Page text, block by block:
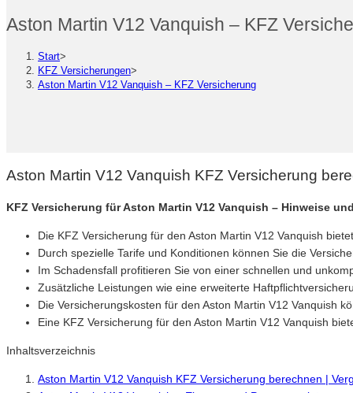
Aston Martin V12 Vanquish – KFZ
Start>
KFZ Versicherungen>
Aston Martin V12 Vanquish – KFZ Versicherung
Aston Martin V12 Vanquish KFZ Versicherung
KFZ Versicherung für Aston Martin V12 Vanquish – Hinweise
Die KFZ Versicherung für den Aston Martin V12 Vanquish
Durch spezielle Tarife und Konditionen können Sie die
Im Schadensfall profitieren Sie von einer schnellen und
Zusätzliche Leistungen wie eine erweiterte
Die Versicherungskosten für den Aston Martin V12 Vanquish
Eine KFZ Versicherung für den Aston Martin V12 Vanquish
Inhaltsverzeichnis
Aston Martin V12 Vanquish KFZ Versicherung berechnen |